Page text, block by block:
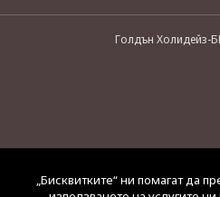
Голдън
„Бисквитките“ ни помагат да